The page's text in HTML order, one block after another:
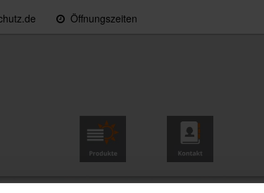
Öffnungszeiten
Produkte Kontakt